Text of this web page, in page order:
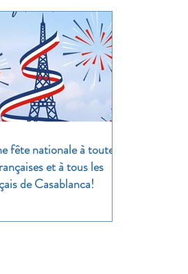
fête nationale à toutes
et à tous les
de Casablanca!